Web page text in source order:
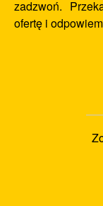
zadzwoń.
ofertę i